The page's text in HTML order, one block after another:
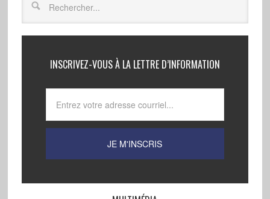
INSCRIVEZ-VOUS À LA LETTRE D’INFORMATION